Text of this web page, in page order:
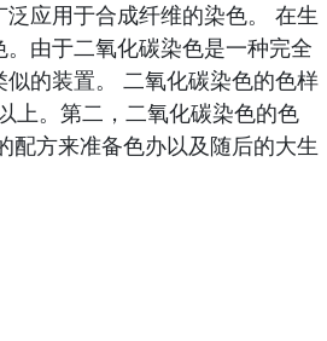
应用于合成纤维的染色。 在生
由于二氧化碳染色是一种完全
的装置。 二氧化碳染色的色样
上。第二，二氧化碳染色的色
配方来准备色办以及随后的大生